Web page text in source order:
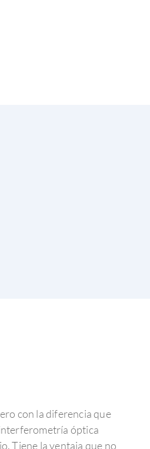
con la diferencia que
óptica
Tiene la ventaja que no